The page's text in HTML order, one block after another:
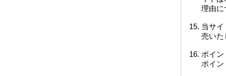
理由に
当サ
売いた
ポイ
ポイ